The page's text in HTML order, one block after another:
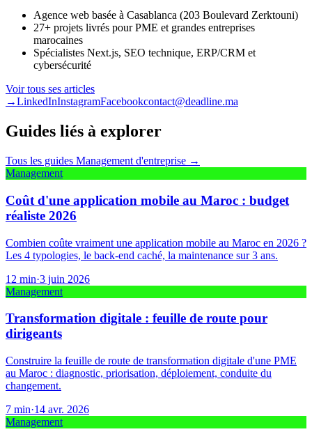
Agence web basée à Casablanca (203 Boulevard Zerktouni)
27+ projets livrés pour PME et grandes entreprises
marocaines
Spécialistes Next.js, SEO technique, ERP/CRM et
cybersécurité
Voir tous ses articles
→LinkedInInstagramFacebookcontact@deadline.ma
Guides liés à explorer
Tous les guides Management d'entreprise →
Management
Coût d'une application mobile au Maroc : budget
réaliste 2026
Combien coûte vraiment une application mobile au Maroc en 2026 ?
Les 4 typologies, le back-end caché, la maintenance sur 3 ans.
12 min·3 juin 2026
Management
Transformation digitale : feuille de route pour
dirigeants
Construire la feuille de route de transformation digitale d'une PME
au Maroc : diagnostic, priorisation, déploiement, conduite du
changement.
7 min·14 avr. 2026
Management